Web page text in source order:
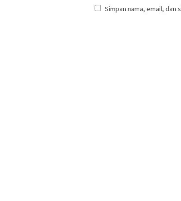
Simpan nama, email, dan